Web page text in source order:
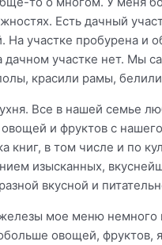
Есть дачный
участке пробурена и
участке нет. Мы
красили рамы,
Все в нашей семье
и фруктов с
книг, в том числе и по
изысканных,
вкусной и
мое меню
овощей, фруктов,